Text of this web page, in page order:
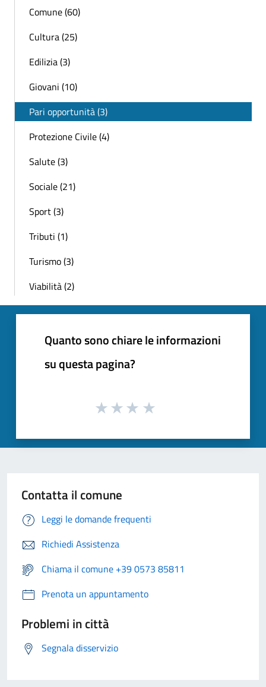
Comune (60)
Cultura (25)
Edilizia (3)
Giovani (10)
Pari opportunità (3)
Protezione Civile (4)
Salute (3)
Sociale (21)
Sport (3)
Tributi (1)
Turismo (3)
Viabilità (2)
Quanto sono chiare le informazioni
su questa pagina?
Contatta il comune
Leggi le domande frequenti
Richiedi Assistenza
Chiama il comune +39 0573 85811
Prenota un appuntamento
Problemi in città
Segnala disservizio